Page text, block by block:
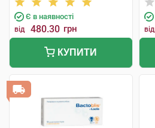
Є в наявності
від 480.30 грн
КУПИТИ
від